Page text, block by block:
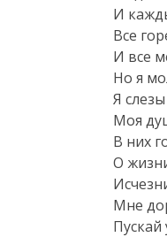
И
Все
И все
Но я
Я
Моя
В них
О
Мне
Пускай